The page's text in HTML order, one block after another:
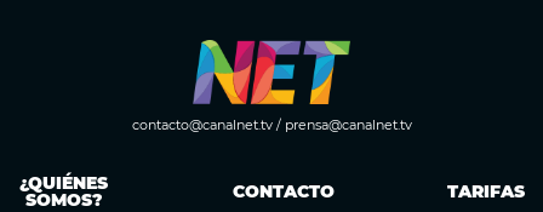
contacto@canalnet.tv/ prensa@canalnet.tv
¿QUIÉNES
SOMOS? CONTACTO TARIFAS